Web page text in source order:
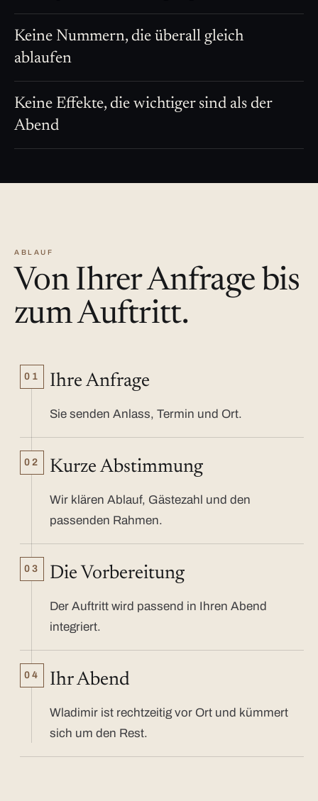
Keine Nummern, die überall gleich
ablaufen
Keine Effekte, die wichtiger sind als der
Abend
ABLAUF
Von Ihrer Anfrage bis
zum Auftritt.
01 Ihre Anfrage
Sie senden Anlass, Termin und Ort.
02 Kurze Abstimmung
Wir klären Ablauf, Gästezahl und den
passenden Rahmen.
03 Die Vorbereitung
Der Auftritt wird passend in Ihren Abend
integriert.
04 Ihr Abend
Wladimir ist rechtzeitig vor Ort und kümmert
sich um den Rest.